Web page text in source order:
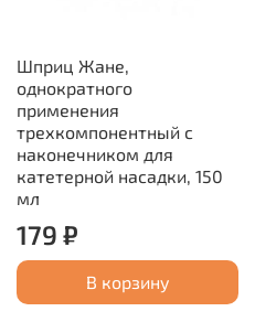
Шприц Жане,
однократного
применения
трехкомпонентный с
наконечником для
катетерной насадки, 150
мл
179 ₽
В корзину